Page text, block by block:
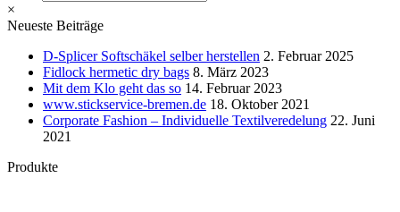
×
Neueste Beiträge
D-Splicer Softschäkel selber herstellen 2. Februar 2025
Fidlock hermetic dry bags 8. März 2023
Mit dem Klo geht das so 14. Februar 2023
www.stickservice-bremen.de 18. Oktober 2021
Corporate Fashion – Individuelle Textilveredelung 22. Juni
2021
Produkte